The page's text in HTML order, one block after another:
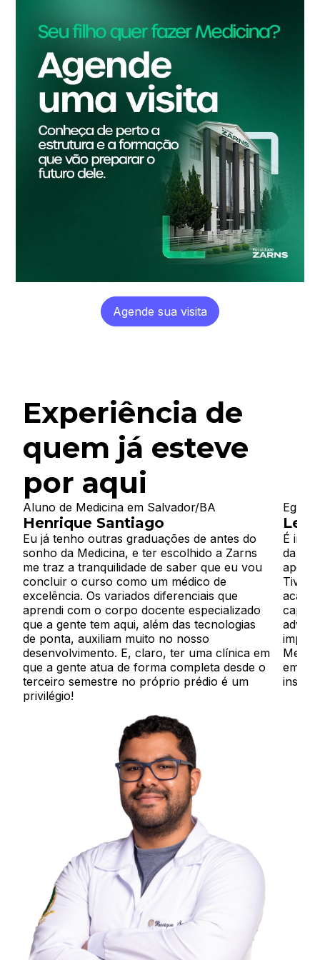
Agende sua visita
Experiência de
quem já esteve
por aqui
Aluno de Medicina em Salvador/BA
Henrique Santiago
Eu já tenho outras graduações de antes do
sonho da Medicina, e ter escolhido a Zarns
me traz a tranquilidade de saber que eu vou
concluir o curso como um médico de
excelência. Os variados diferenciais que
aprendi com o corpo docente especializado
que a gente tem aqui, além das tecnologias
de ponta, auxiliam muito no nosso
desenvolvimento. E, claro, ter uma clínica em
que a gente atua de forma completa desde o
terceiro semestre no próprio prédio é um
privilégio!
É
da
Tive
capaz
em